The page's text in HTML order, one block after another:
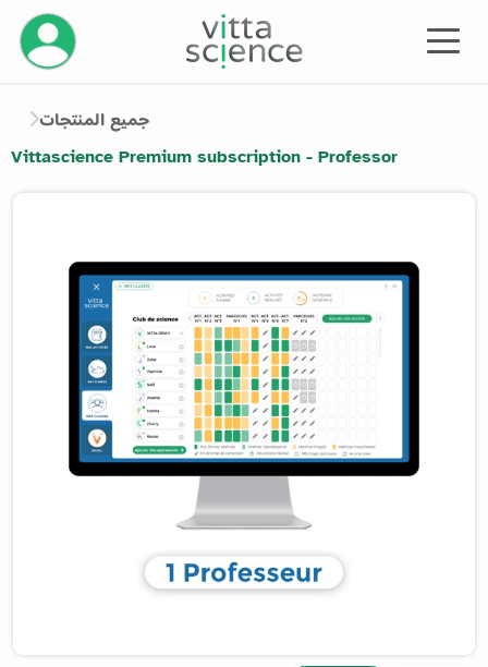
إدارة
جميع المنتجات
Vittascience Premium subscription - Professor